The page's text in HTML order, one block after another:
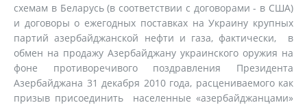
схемам в Беларусь (в соответствии с договорами - в США)
и договоры о ежегодных поставках на Украину крупных
партий азербайджанской нефти и газа, фактически, в
обмен на продажу Азербайджану украинского оружия на
фоне противоречивого поздравления Президента
Азербайджана 31 декабря 2010 года, расцениваемого как
призыв присоединить населенные «азербайджанцами»